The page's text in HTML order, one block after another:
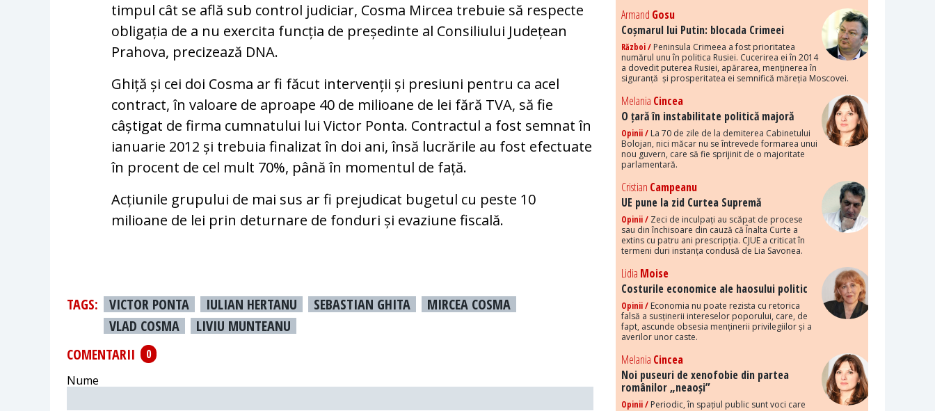
timpul cât se află sub control judiciar, Cosma Mircea trebuie să respecte
obligația de a nu exercita funcția de președinte al Consiliului Județean
Prahova, precizează DNA.
Ghiță și cei doi Cosma ar fi făcut intervenții și presiuni pentru ca acel
contract, în valoare de aproape 40 de milioane de lei fără TVA, să fie
câștigat de firma cumnatului lui Victor Ponta. Contractul a fost semnat în
ianuarie 2012 și trebuia finalizat în doi ani, însă lucrările au fost efectuate
în procent de cel mult 70%, până în momentul de față.
Acțiunile grupului de mai sus ar fi prejudicat bugetul cu peste 10
milioane de lei prin deturnare de fonduri și evaziune fiscală.
TAGS: VICTOR PONTA IULIAN HERTANU SEBASTIAN GHITA
MIRCEA COSMA
VLAD COSMA
LIVIU MUNTEANU
COMENTARII
0
Nume
Armand Gosu
Coșmarul lui Putin: blocada Crimeei
Război / Peninsula Crimeea a fost prioritatea
numărul unu în politica Rusiei. Cucerirea ei în 2014
a dovedit puterea Rusiei, apărarea, menținerea în
siguranță și prosperitatea ei semnifică măreția Moscovei.
Melania Cincea
O țară în instabilitate politică majoră
Opinii / La 70 de zile de la demiterea Cabinetului
Bolojan, nici măcar nu se întrevede formarea unui
nou guvern, care să fie sprijinit de o majoritate
parlamentară.
Cristian Campeanu
UE pune la zid Curtea Supremă
Opinii / Zeci de inculpați au scăpat de procese
sau din închisoare din cauză că Înalta Curte a
extins cu patru ani prescripția. CJUE a criticat în
termeni duri instanța condusă de Lia Savonea.
Lidia Moise
Costurile economice ale haosului politic
Opinii / Economia nu poate rezista cu retorica
falsă a susținerii intereselor poporului, care, de
fapt, ascunde obsesia menținerii privilegiilor și a
averilor unor caste.
Melania Cincea
Noi puseuri de xenofobie din partea
românilor „neaoși”
Opinii / Periodic, în spațiul public sunt voci care